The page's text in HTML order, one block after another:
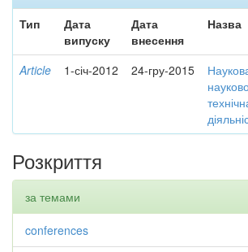
Тип
Дата
випуску
Дата
внесення
Назва
Article 1-січ-2012 24-гру-2015
Розкриття
за темами
conferences